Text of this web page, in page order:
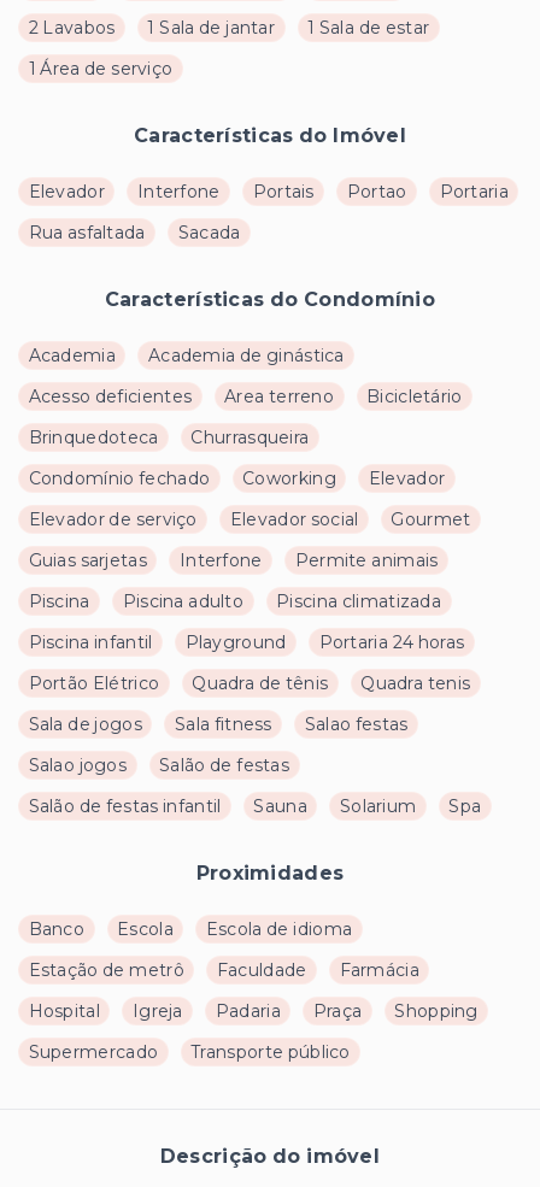
2 Lavabos
1 Sala de jantar
1 Sala de estar
1 Área de serviço
Características do Imóvel
Elevador Interfone Portais Portao
Portaria
Rua asfaltada
Sacada
Características do Condomínio
Academia
Academia de ginástica
Acesso deficientes
Area terreno
Bicicletário
Brinquedoteca
Churrasqueira
Condomínio fechado
Coworking
Elevador
Elevador de serviço
Elevador social
Gourmet
Guias sarjetas
Interfone
Permite animais
Piscina
Piscina adulto
Piscina climatizada
Piscina infantil
Playground
Portaria 24 horas
Portão Elétrico
Quadra de tênis
Quadra tenis
Sala de jogos
Sala fitness
Salao festas
Salao jogos
Salão de festas
Salão de festas infantil
Sauna Solarium Spa
Proximidades
Banco Escola
Escola de idioma
Estação de metrô
Faculdade
Farmácia
Hospital
Igreja Padaria Praça
Shopping
Supermercado
Transporte público
Descrição do imóvel